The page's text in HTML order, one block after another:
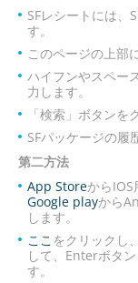
SFレシートには、
す。
このページの上部
ハイフンやスペー
力します。
「検索」ボタンを
SFパッケージの履
第二方法
App StoreからIOS
Google playから
します。
ここ をクリックし
して、Enterボタ
す。